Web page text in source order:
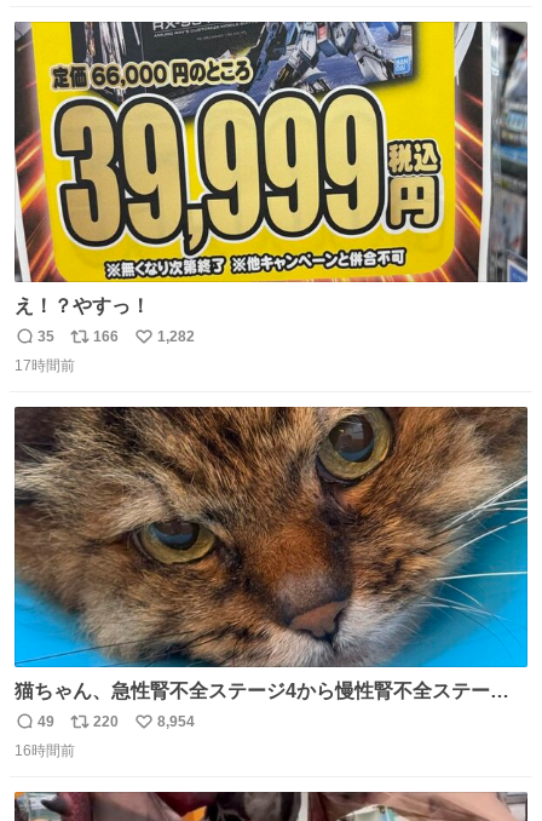
ト
数
数
え！？やすっ！
返
信
35
リ
ポ
ト
数
166
い
数
1,282
17時間前
猫ちゃん、急性腎不全ステージ4から慢性腎不全ステージ2
になりました😭点滴も週一で大丈夫になった… このままだ
と2、3日持たないって言われたのが嘘みたい…本当に嬉し
道泣きながら歩いてたら向こうから来た人にすごい顔され
返
信
49
リ
ポ
ト
220
い
数
8,954
16時間前